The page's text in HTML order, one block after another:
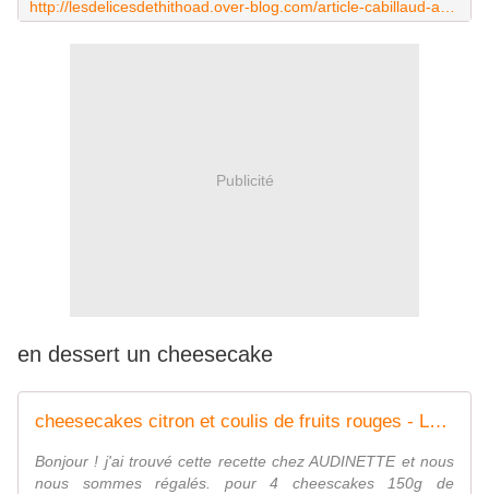
Publicité
en dessert un cheesecake
cheesecakes citron et coulis de fruits rouges - Le blog de lesdelicesdethithoad
Bonjour ! j'ai trouvé cette recette chez AUDINETTE et nous
nous sommes régalés. pour 4 cheescakes 150g de